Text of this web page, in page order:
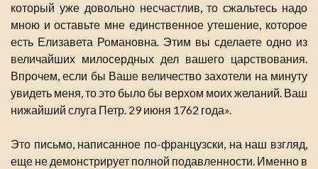
который уже довольно несчастлив, то сжальтесь надо
мною и оставьте мне единственное утешение, которое
есть Елизавета Романовна. Этим вы сделаете одно из
величайших милосердных дел вашего царствования.
Впрочем, если бы Ваше величество захотели на минуту
увидеть меня, то это было бы верхом моих желаний. Ваш
нижайший слуга Петр. 29 июня 1762 года».
Это письмо, написанное по-французски, на наш взгляд,
еще не демонстрирует полной подавленности. Именно в